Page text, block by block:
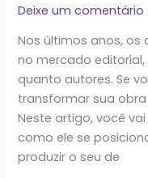
Deixe um comentário
Nos últimos anos,
no mercado
quanto autores. Se
transformar sua
Neste artigo, você
como ele se
produzir o seu de